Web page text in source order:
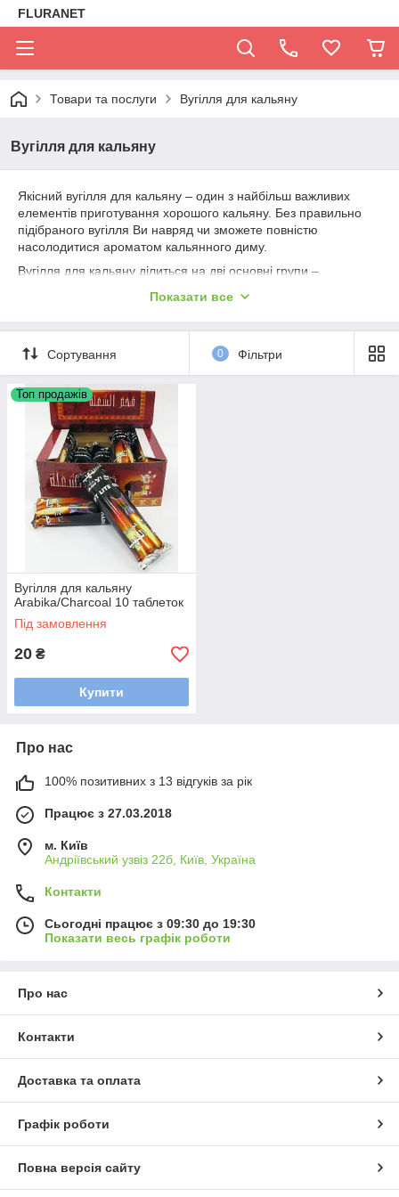
FLURANET
Товари та послуги Вугілля для кальяну
Вугілля для кальяну
Якісний вугілля для кальяну – один з найбільш важливих
елементів приготування хорошого кальяну. Без правильно
підібраного вугілля Ви навряд чи зможете повністю
насолодитися ароматом кальянного диму.
Вугілля для кальяну ділиться на дві основні групи –
можна розділити на кокосові та інші деревні вугілля.
використання.
Показати все
Сортування 0 Фільтри
Топ продажів
Вугілля для кальяну
Arabika/Charcoal 10 таблеток
Під замовлення
20 ₴
Купити
Про нас
100% позитивних з 13 відгуків за рік
Працює з 27.03.2018
м. Київ
Андріївський узвіз 22б, Київ, Україна
Контакти
Сьогодні працює з 09:30 до 19:30
Показати весь графік роботи
Про нас
Контакти
Доставка та оплата
Графік роботи
Повна версія сайту